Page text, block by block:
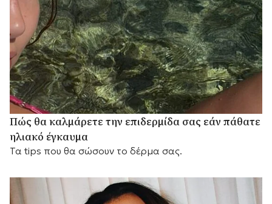
Πώς θα καλμάρετε την επιδερμίδα σας εάν πάθατε
ηλιακό έγκαυμα
Τα tips που θα σώσουν το δέρμα σας.